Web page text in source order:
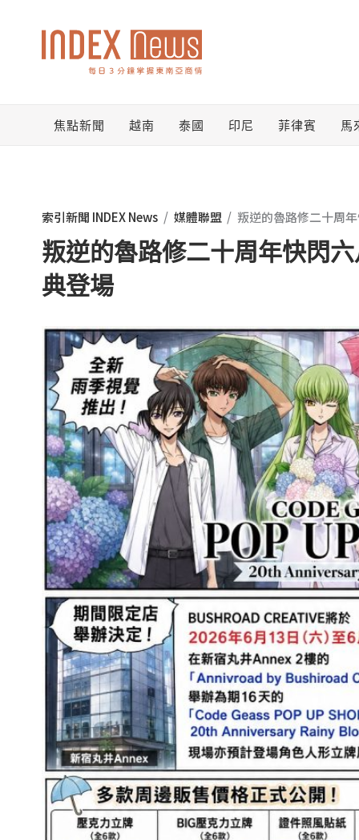
焦點新聞 越南 泰國 印尼 菲律賓 馬
索引新聞 INDEX News / 媒體聯盟 / 叛逆的魯路修二十周
叛逆的魯路修二十周年快閃
典登場